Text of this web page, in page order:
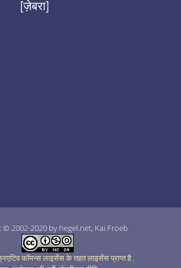
[ज़ेबरा]
2002-2020 by hegel.net, Kai Froeb
कॉमन्स लाइसेंस के तहत लाइसेंस प्राप्त है.